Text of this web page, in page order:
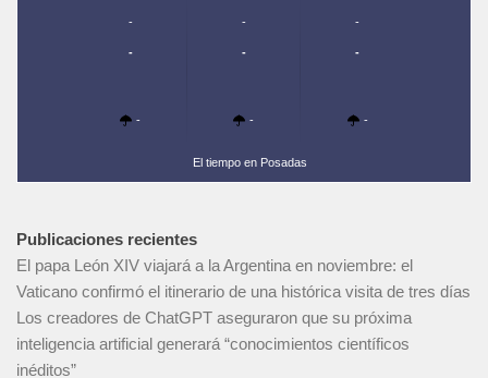
-
-
-
-
-
-
-
-
-
El tiempo en Posadas
Publicaciones recientes
El papa León XIV viajará a la Argentina en noviembre: el
Vaticano confirmó el itinerario de una histórica visita de tres días
Los creadores de ChatGPT aseguraron que su próxima
inteligencia artificial generará “conocimientos científicos
inéditos”